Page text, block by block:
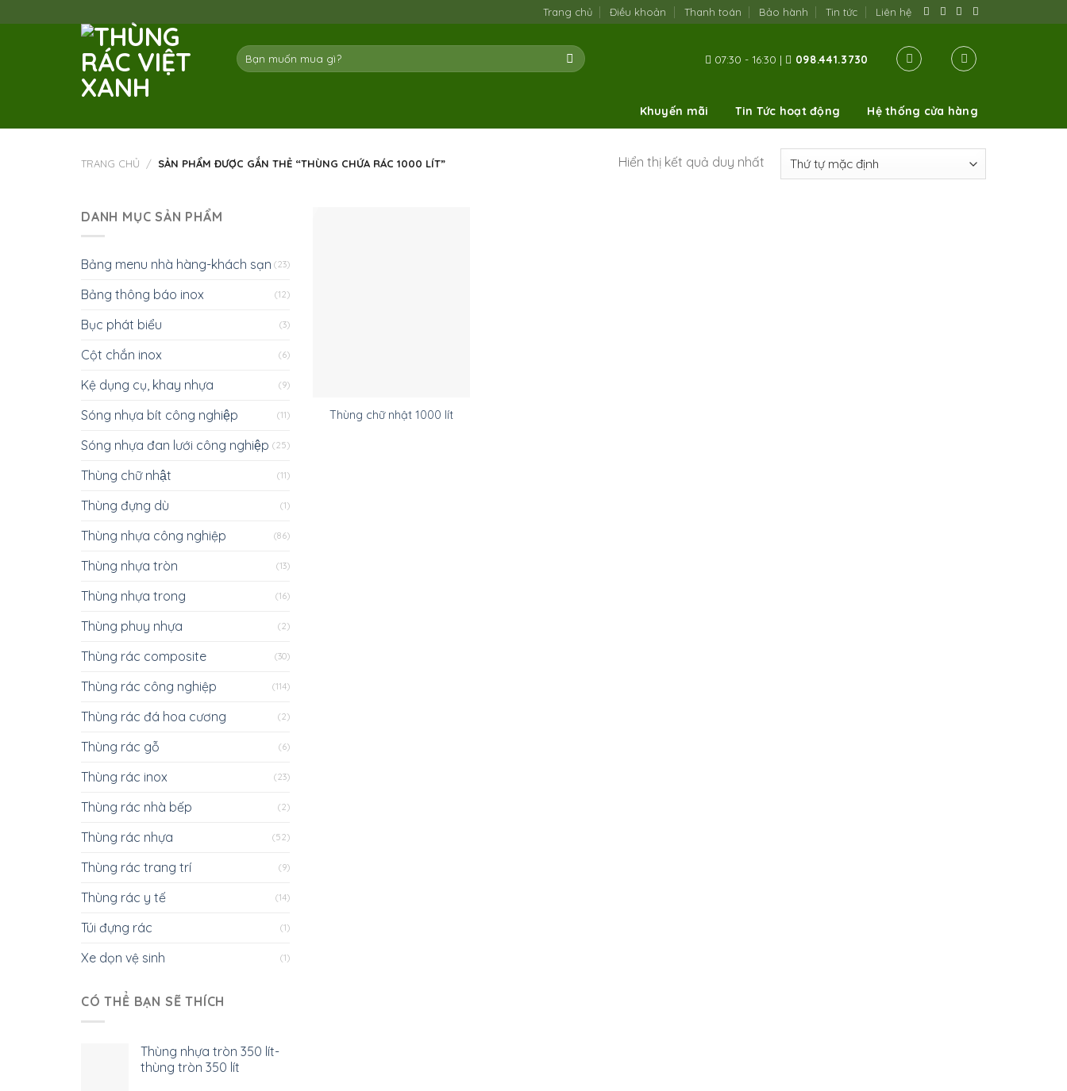
to
Trang chủ Điều khoản Thanh toán Bảo hành Tin tức Liên hệ
Tìm
kiếm:
07:30 - 16:30 | 098.441.3730
Khuyến mãi Tin Tức hoạt động Hệ thống cửa hàng
TRANG CHỦ / SẢN PHẨM ĐƯỢC GẮN THẺ “THÙNG CHỨA RÁC 1000 LÍT” Hiển thị kết quả duy nhất
DANH MỤC SẢN PHẨM
Bảng menu nhà hàng-khách sạn (23)
Bảng thông báo inox (12)
Bục phát biểu (3)
Cột chắn inox (6)
Kệ dụng cụ, khay nhựa (9)
Sóng nhựa bít công nghiệp (11)
Sóng nhựa đan lưới công nghiệp (25)
Thùng chữ nhật (11)
Thùng đựng dù (1)
Thùng nhựa công nghiệp (86)
Thùng nhựa tròn (13)
Thùng nhựa trong (16)
Thùng phuy nhựa (2)
Thùng rác composite (30)
Thùng rác công nghiệp (114)
Thùng rác đá hoa cương (2)
Thùng rác gỗ (6)
Thùng rác inox (23)
Thùng rác nhà bếp (2)
Thùng rác nhựa (52)
Thùng rác trang trí (9)
Thùng rác y tế (14)
Túi đựng rác (1)
Xe dọn vệ sinh (1)
CÓ THỂ BẠN SẼ THÍCH
Thùng nhựa tròn 350 lít-
thùng tròn 350 lít
Thùng chữ nhật 1000 lít